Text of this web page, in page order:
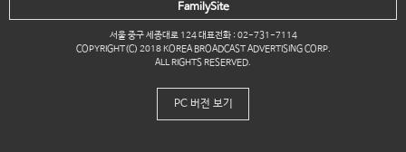
서울 중구 세종대로 124 대표전화 : 02-731-7114
COPYRIGHT(C) 2018 KOREA BROADCAST ADVERTISING CORP.
ALL RIGHTS RESERVED.
FamilySite
PC 버전 보기